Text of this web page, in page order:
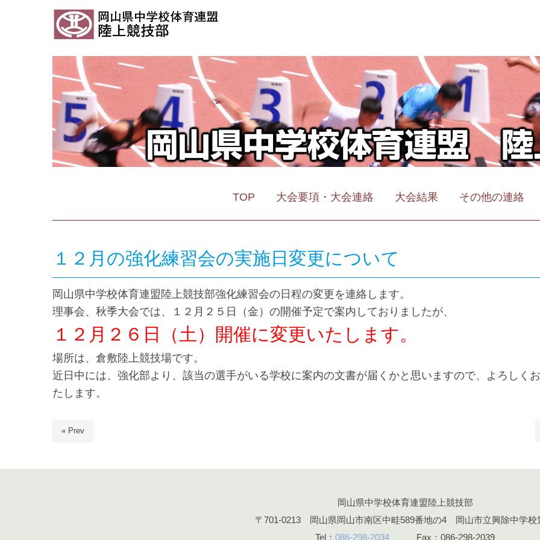
TOP 大会要項・大会連絡 大会結果 その他の連絡
１２月の強化練習会の実施日変更について
岡山県中学校体育連盟陸上競技部強化練習会の日程の変更を連絡します。
理事会、秋季大会では、１２月２５日（金）の開催予定で案内しておりましたが、
１２月２６日（土）開催に変更いたします。
場所は、倉敷陸上競技場です。
近日中には、強化部より、該当の選手がいる学校に案内の文書が届くかと思いますので、よろしく
たします。
« Prev
岡山県中学校体育連盟陸上競技部
〒701-0213 岡山県岡山市南区中畦589番地の4 岡山市立興除中学校
Tel： 086-298-2034 Fax：086-298-2039